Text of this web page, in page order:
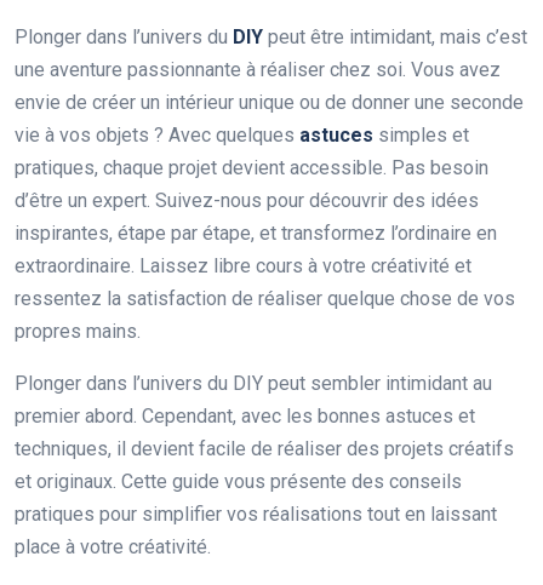
Plonger dans l’univers du DIY peut être intimidant, mais c’est
une aventure passionnante à réaliser chez soi. Vous avez
envie de créer un intérieur unique ou de donner une seconde
vie à vos objets ? Avec quelques astuces simples et
pratiques, chaque projet devient accessible. Pas besoin
d’être un expert. Suivez-nous pour découvrir des idées
inspirantes, étape par étape, et transformez l’ordinaire en
extraordinaire. Laissez libre cours à votre créativité et
ressentez la satisfaction de réaliser quelque chose de vos
propres mains.
Plonger dans l’univers du DIY peut sembler intimidant au
premier abord. Cependant, avec les bonnes astuces et
techniques, il devient facile de réaliser des projets créatifs
et originaux. Cette guide vous présente des conseils
pratiques pour simplifier vos réalisations tout en laissant
place à votre créativité.